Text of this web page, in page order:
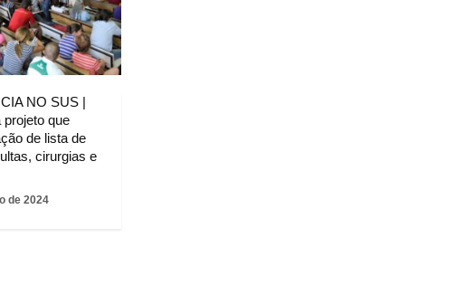
NO SUS |
que
de lista de
cirurgias e
de 2024